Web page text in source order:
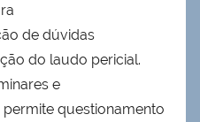
de dúvidas
do laudo pericial.
e
questionamento